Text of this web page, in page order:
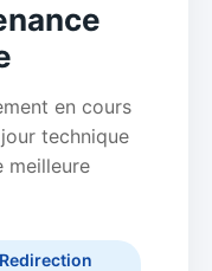
en cours
technique
meilleure